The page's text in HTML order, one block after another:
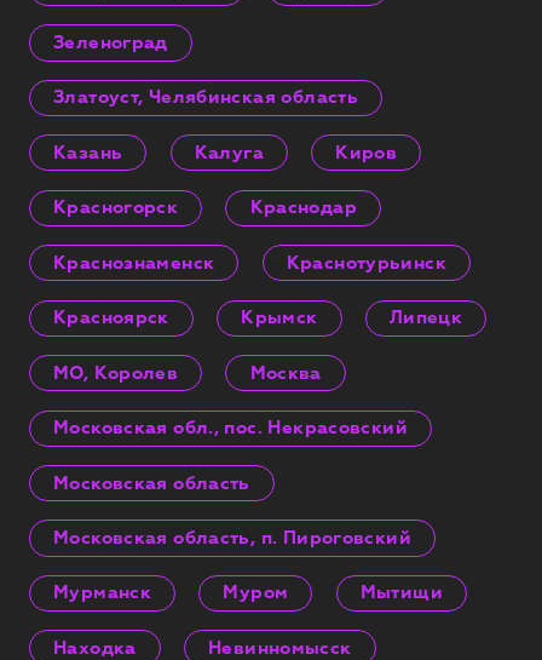
Зеленоград
Златоуст, Челябинская область
Казань Калуга Киров
Красногорск Краснодар
Краснознаменск Краснотурьинск
Красноярск Крымск Липецк
МО, Королев Москва
Московская обл., пос. Некрасовский
Московская область
Московская область, п. Пироговский
Мурманск Муром Мытищи
Находка Невинномысск